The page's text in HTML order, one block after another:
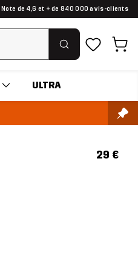
Note de 4,6 et + de 840 000 avis-clients
ULTRA
29 €